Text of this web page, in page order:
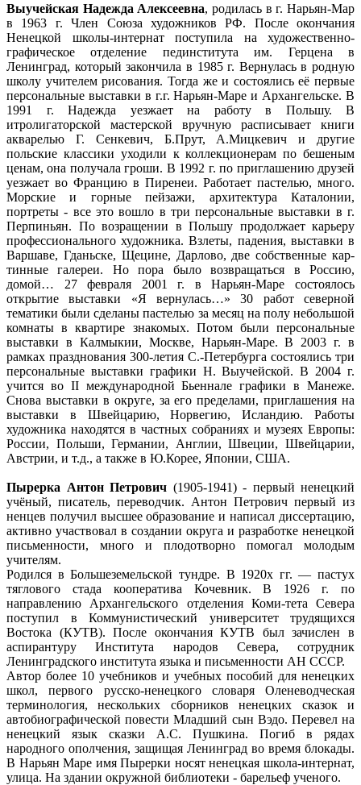
Выучейская Надежда Алексеевна, родилась в г. Нарьян-Мар
в 1963 г. Член Союза художников РФ. После окончания
Ненецкой школы-интернат поступила на художественно-
графическое отделение пединститута им. Герцена в
Ленинград, который закончила в 1985 г. Вернулась в родную
школу учителем рисования. Тогда же и состоялись её первые
персональные выставки в г.г. Нарьян-Маре и Архангельске. В
1991 г. Надежда уезжает на работу в Польшу. В
итролигаторской мастерской вручную расписывает книги
акварелью Г. Сенкевич, Б.Прут, А.Мицкевич и другие
польские классики уходили к коллекционерам по бешеным
ценам, она получала гроши. В 1992 г. по приглашению друзей
уезжает во Францию в Пиренеи. Работает пастелью, много.
Морские и горные пейзажи, архитектура Каталонии,
портреты - все это вошло в три персональные выставки в г.
Перпиньян. По возращении в Польшу продолжает карьеру
профессионального художника. Взлеты, падения, выставки в
Варшаве, Гданьске, Щецине, Дарлово, две собственные кар-
тинные галереи. Но пора было возвращаться в Россию,
домой… 27 февраля 2001 г. в Нарьян-Маре состоялось
открытие выставки «Я вернулась…» 30 работ северной
тематики были сделаны пастелью за месяц на полу небольшой
комнаты в квартире знакомых. Потом были персональные
выставки в Калмыкии, Москве, Нарьян-Маре. В 2003 г. в
рамках празднования 300-летия С.-Петербурга состоялись три
персональные выставки графики Н. Выучейской. В 2004 г.
учится во II международной Бьеннале графики в Манеже.
Снова выставки в округе, за его пределами, приглашения на
выставки в Швейцарию, Норвегию, Исландию. Работы
художника находятся в частных собраниях и музеях Европы:
России, Польши, Германии, Англии, Швеции, Швейцарии,
Австрии, и т.д., а также в Ю.Корее, Японии, США.
Пырерка Антон Петрович (1905-1941) - первый ненецкий
учёный, писатель, переводчик. Антон Петрович первый из
ненцев получил высшее образование и написал диссертацию,
активно участвовал в создании округа и разработке ненецкой
письменности, много и плодотворно помогал молодым
учителям.
Родился в Большеземельской тундре. В 1920х гг. — пастух
тяглового стада кооператива Кочевник. В 1926 г. по
направлению Архангельского отделения Коми-тета Севера
поступил в Коммунистический университет трудящихся
Востока (КУТВ). После окончания КУТВ был зачислен в
аспирантуру Института народов Севера, сотрудник
Ленинградского института языка и письменности АН СССР.
Автор более 10 учебников и учебных пособий для ненецких
школ, первого русско-ненецкого словаря Оленеводческая
терминология, нескольких сборников ненецких сказок и
автобиографической повести Младший сын Вэдо. Перевел на
ненецкий язык сказки А.С. Пушкина. Погиб в рядах
народного ополчения, защищая Ленинград во время блокады.
В Нарьян Маре имя Пырерки носят ненецкая школа-интернат,
улица. На здании окружной библиотеки - барельеф ученого.